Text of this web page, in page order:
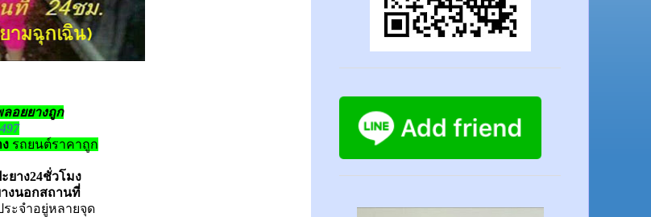
ลอยยางถูก
รถยนต์ราคาถูก
ยาง24ชั่วโมง
งนอกสถานที่
ะจำอยู่หลายจุด